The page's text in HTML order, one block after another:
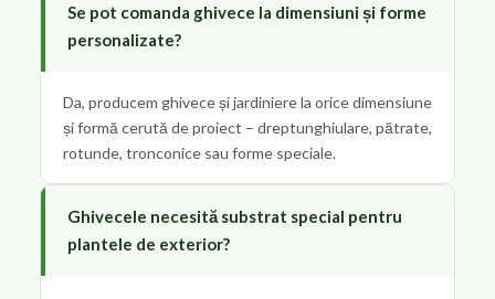
Se pot comanda ghivece la dimensiuni și forme
personalizate?
Da, producem ghivece și jardiniere la orice dimensiune
și formă cerută de proiect – dreptunghiulare, pătrate,
rotunde, tronconice sau forme speciale.
Ghivecele necesită substrat special pentru
plantele de exterior?